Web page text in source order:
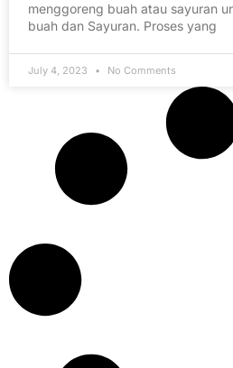
menggoreng buah atau sayuran
buah dan Sayuran. Proses yang
July 4, 2023 No Comments